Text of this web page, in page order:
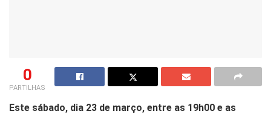
0
PARTILHAS
Este sábado, dia 23 de março, entre as 19h00 e as